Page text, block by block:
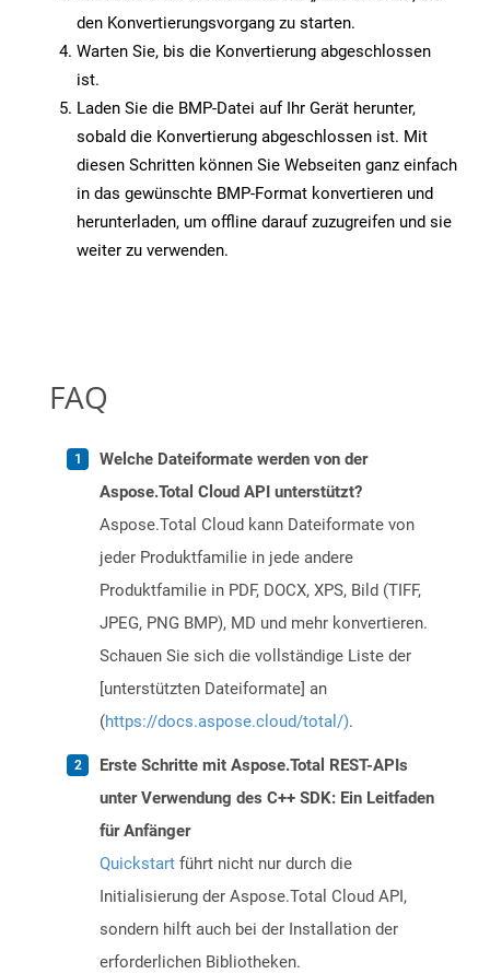
den Konvertierungsvorgang zu starten.
Warten Sie, bis die Konvertierung abgeschlossen
ist.
Laden Sie die BMP-Datei auf Ihr Gerät herunter,
sobald die Konvertierung abgeschlossen ist. Mit
diesen Schritten können Sie Webseiten ganz einfach
in das gewünschte BMP-Format konvertieren und
herunterladen, um offline darauf zuzugreifen und sie
weiter zu verwenden.
FAQ
Welche Dateiformate werden von der
Aspose.Total Cloud API unterstützt?
Aspose.Total Cloud kann Dateiformate von
jeder Produktfamilie in jede andere
Produktfamilie in PDF, DOCX, XPS, Bild (TIFF,
JPEG, PNG BMP), MD und mehr konvertieren.
Schauen Sie sich die vollständige Liste der
[unterstützten Dateiformate] an
(https://docs.aspose.cloud/total/).
Erste Schritte mit Aspose.Total REST-APIs
unter Verwendung des C++ SDK: Ein Leitfaden
für Anfänger
Quickstart führt nicht nur durch die
Initialisierung der Aspose.Total Cloud API,
sondern hilft auch bei der Installation der
erforderlichen Bibliotheken.